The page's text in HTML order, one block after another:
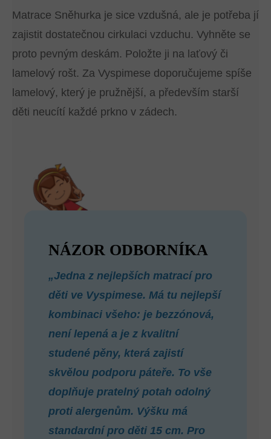
Matrace Sněhurka je sice vzdušná, ale je potřeba jí
zajistit dostatečnou cirkulaci vzduchu. Vyhněte se
proto pevným deskám. Položte ji na laťový či
lamelový rošt. Za Vyspimese doporučujeme spíše
lamelový, který je pružnější, a především starší
děti neucítí každé prkno v zádech.
NÁZOR ODBORNÍKA
„Jedna z nejlepších matrací pro
děti ve Vyspimese. Má tu nejlepší
kombinaci všeho: je bezzónová,
není lepená a je z kvalitní
studené pěny, která zajistí
skvělou podporu páteře. To vše
doplňuje pratelný potah odolný
proti alergenům. Výšku má
standardní pro děti 15 cm. Pro